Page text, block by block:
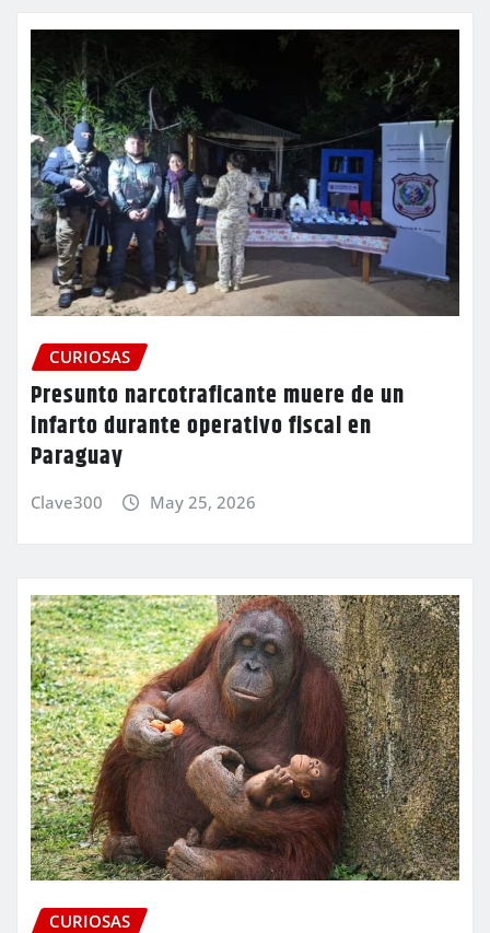
CURIOSAS
Presunto narcotraficante muere de un
infarto durante operativo fiscal en
Paraguay
Clave300 May 25, 2026
CURIOSAS